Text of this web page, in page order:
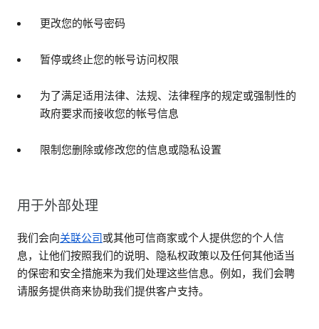
更改您的帐号密码
暂停或终止您的帐号访问权限
为了满足适用法律、法规、法律程序的规定或强制性的
政府要求而接收您的帐号信息
限制您删除或修改您的信息或隐私设置
用于外部处理
我们会向关联公司 或其他可信商家或个人提供您的个人信
息，让他们按照我们的说明、隐私权政策以及任何其他适当
的保密和安全措施来为我们处理这些信息。例如，我们会聘
请服务提供商来协助我们提供客户支持。